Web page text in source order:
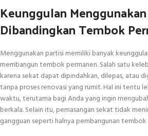
Keunggulan
Dibandingkan Tembok
Menggunakan partisi memiliki banyak
membangun tembok permanen. Salah satu
karena sekat dapat dipindahkan, dilepas, atau
tanpa proses renovasi yang rumit. Hal ini tentu
waktu, terutama bagi Anda yang ingin
berkala. Selain itu, pemasangan sekat tidak
gangguan seperti halnya pembangunan